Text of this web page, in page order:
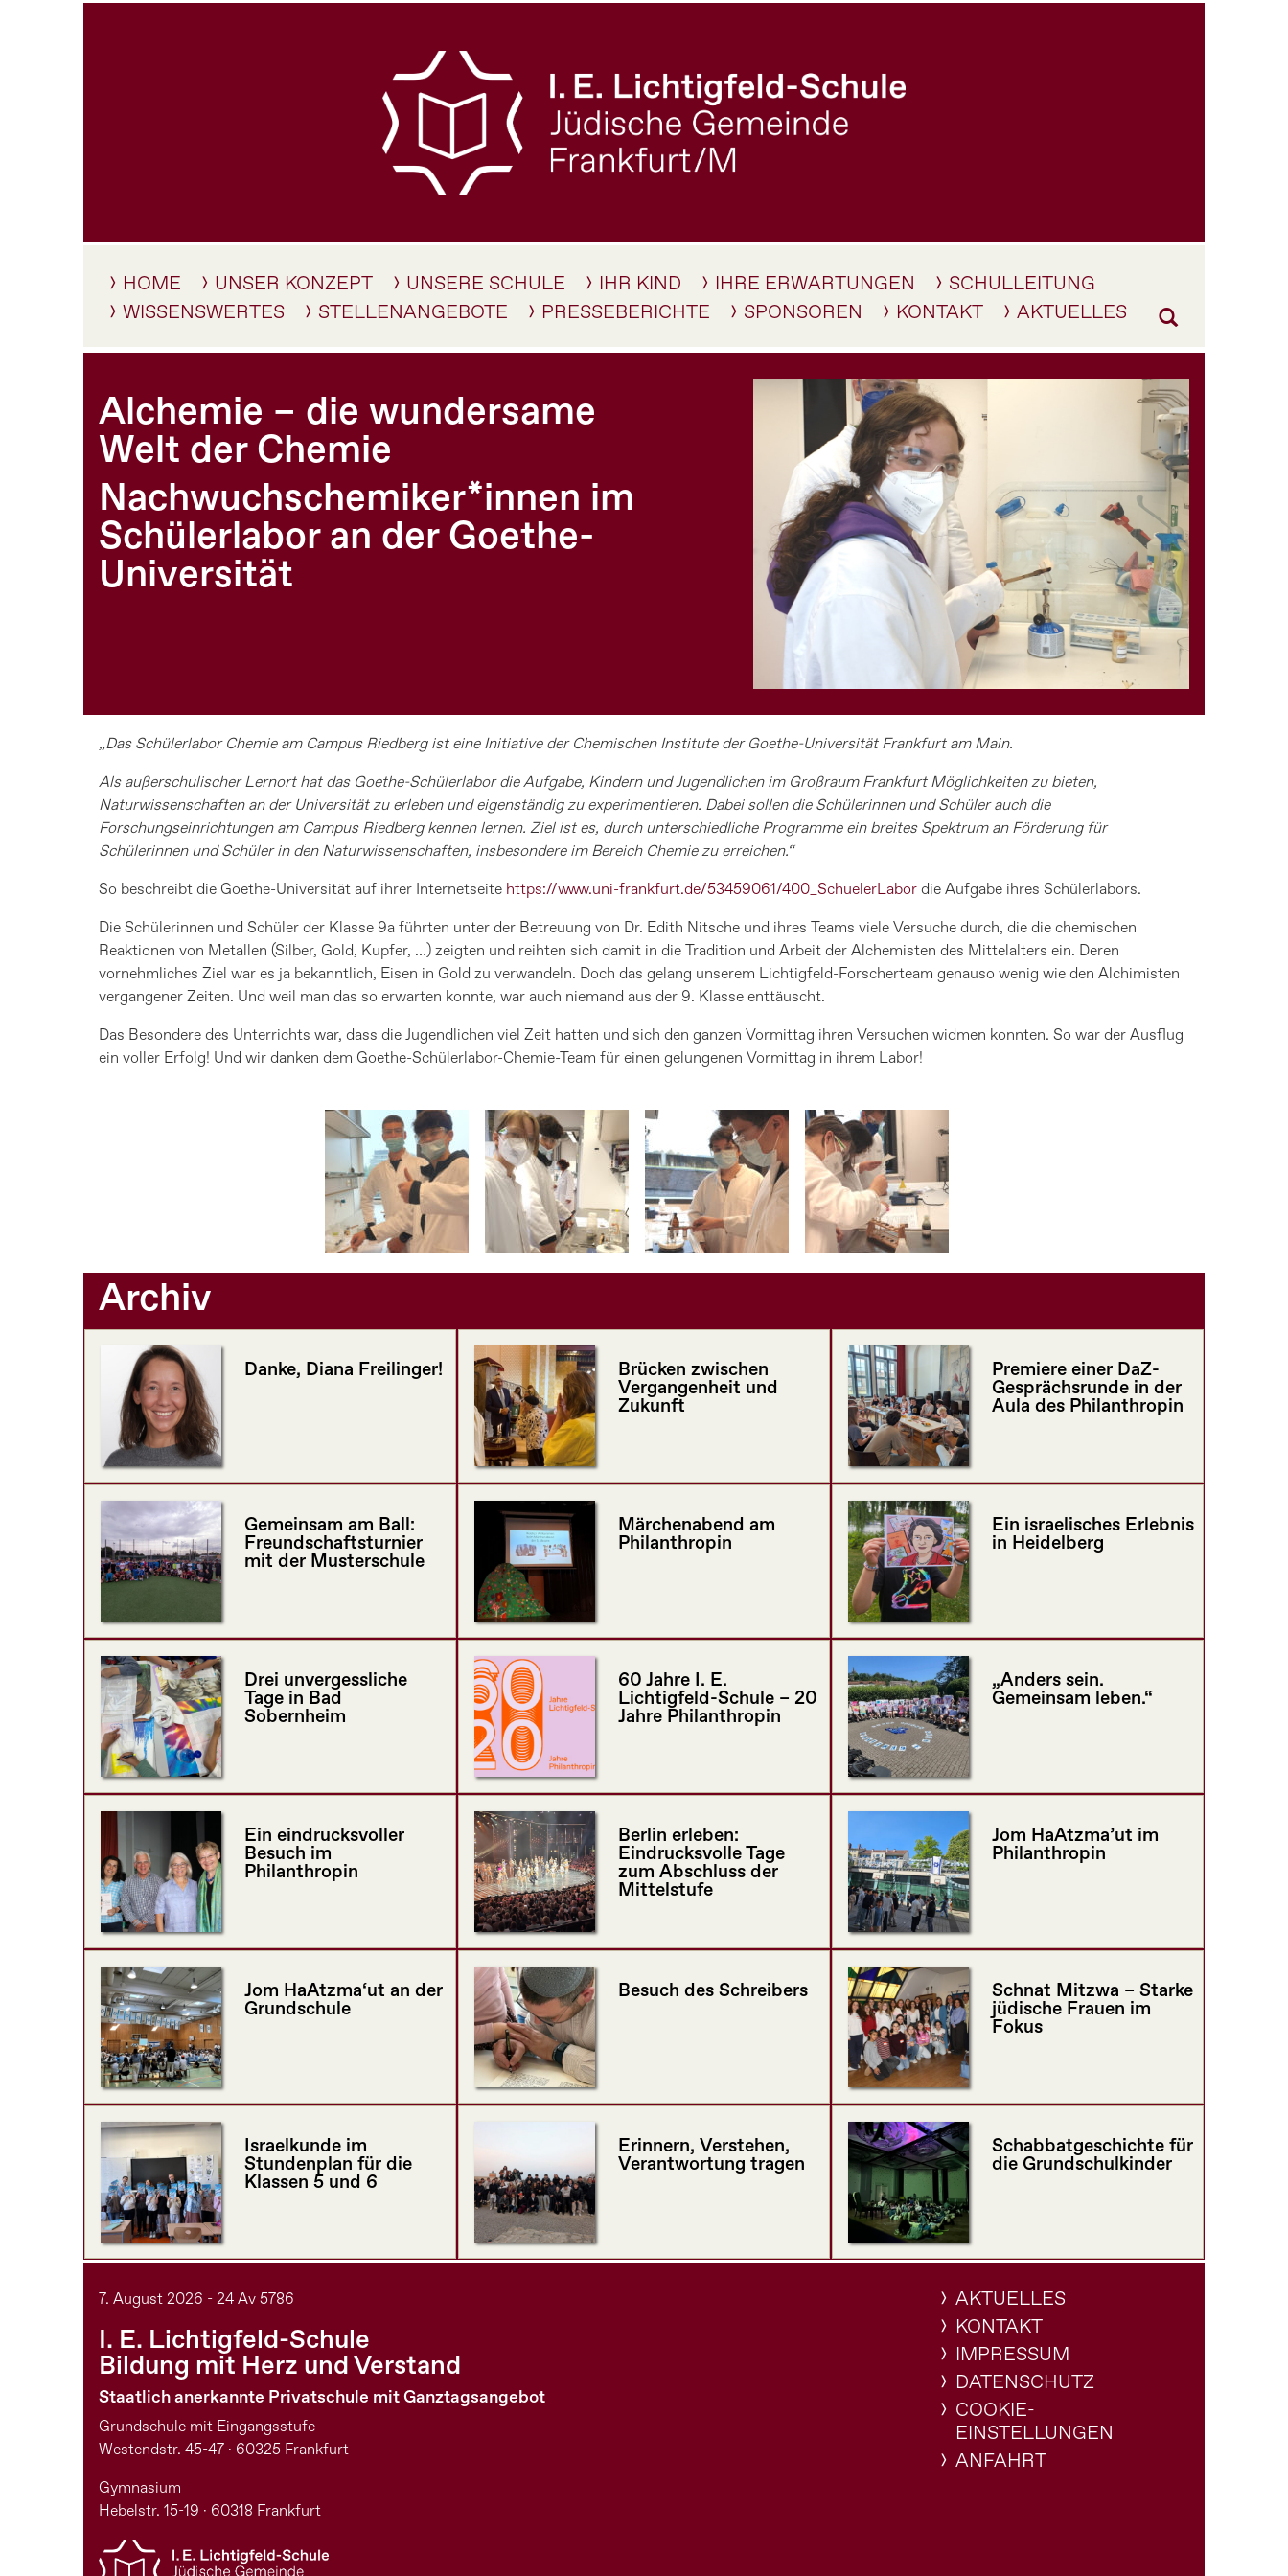
HOME UNSER KONZEPT UNSERE SCHULE IHR KIND IHRE ERWARTUNGEN
SCHULLEITUNG
WISSENSWERTES
STELLENANGEBOTE PRESSEBERICHTE SPONSOREN KONTAKT AKTUELLES
Alchemie – die wundersame
Welt der Chemie
Nachwuchschemiker*innen im
Schülerlabor an der Goethe-
Universität
„Das Schülerlabor Chemie am Campus Riedberg ist eine Initiative der Chemischen Institute der Goethe-Universität Frankfurt am Main.
Als außerschulischer Lernort hat das Goethe-Schülerlabor die Aufgabe, Kindern und Jugendlichen im Großraum Frankfurt Möglichkeiten zu bieten,
Naturwissenschaften an der Universität zu erleben und eigenständig zu experimentieren. Dabei sollen die Schülerinnen und Schüler auch die
Forschungseinrichtungen am Campus Riedberg kennen lernen. Ziel ist es, durch unterschiedliche Programme ein breites Spektrum an Förderung für
Schülerinnen und Schüler in den Naturwissenschaften, insbesondere im Bereich Chemie zu erreichen.“
So beschreibt die Goethe-Universität auf ihrer Internetseite https://www.uni-frankfurt.de/53459061/400_SchuelerLabordie Aufgabe ihres Schülerlabors.
Die Schülerinnen und Schüler der Klasse 9a führten unter der Betreuung von Dr. Edith Nitsche und ihres Teams viele Versuche durch, die die chemischen
Reaktionen von Metallen (Silber, Gold, Kupfer, …) zeigten und reihten sich damit in die Tradition und Arbeit der Alchemisten des Mittelalters ein. Deren
vornehmliches Ziel war es ja bekanntlich, Eisen in Gold zu verwandeln. Doch das gelang unserem Lichtigfeld-Forscherteam genauso wenig wie den Alchimisten
vergangener Zeiten. Und weil man das so erwarten konnte, war auch niemand aus der 9. Klasse enttäuscht.
Das Besondere des Unterrichts war, dass die Jugendlichen viel Zeit hatten und sich den ganzen Vormittag ihren Versuchen widmen konnten. So war der Ausflug
ein voller Erfolg! Und wir danken dem Goethe-Schülerlabor-Chemie-Team für einen gelungenen Vormittag in ihrem Labor!
Archiv
Danke, Diana Freilinger! Brücken zwischen
Vergangenheit und
Zukunft
Premiere einer DaZ-
Gesprächsrunde in der
Aula des Philanthropin
Gemeinsam am Ball:
Freundschaftsturnier
mit der Musterschule
Märchenabend am
Philanthropin
Ein israelisches Erlebnis
in Heidelberg
Drei unvergessliche
Tage in Bad
Sobernheim
60 Jahre I. E.
Lichtigfeld-Schule – 20
Jahre Philanthropin
„Anders sein.
Gemeinsam leben.“
Ein eindrucksvoller
Besuch im
Philanthropin
Berlin erleben:
Eindrucksvolle Tage
zum Abschluss der
Mittelstufe
Jom HaAtzma’ut im
Philanthropin
Jom HaAtzma‘ut an der
Grundschule
Besuch des Schreibers Schnat Mitzwa – Starke
jüdische Frauen im
Fokus
Israelkunde im
Stundenplan für die
Klassen 5 und 6
Erinnern, Verstehen,
Verantwortung tragen
Schabbatgeschichte für
die Grundschulkinder
7. August 2026 - 24 Av 5786
I. E. Lichtigfeld-Schule
Bildung mit Herz und Verstand
Staatlich anerkannte Privatschule mit Ganztagsangebot
Grundschule mit Eingangsstufe
Westendstr. 45-47 · 60325 Frankfurt
Gymnasium
Hebelstr. 15-19 · 60318 Frankfurt
AKTUELLES
KONTAKT
IMPRESSUM
DATENSCHUTZ
COOKIE-
EINSTELLUNGEN
ANFAHRT